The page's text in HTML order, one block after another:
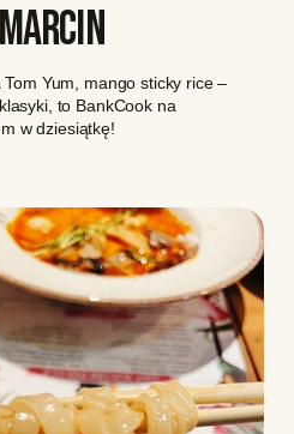
Yum, mango sticky rice –
to BankCook na
w dziesiątkę!